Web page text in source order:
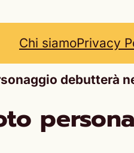
Chi siamoPrivacy
debutterà